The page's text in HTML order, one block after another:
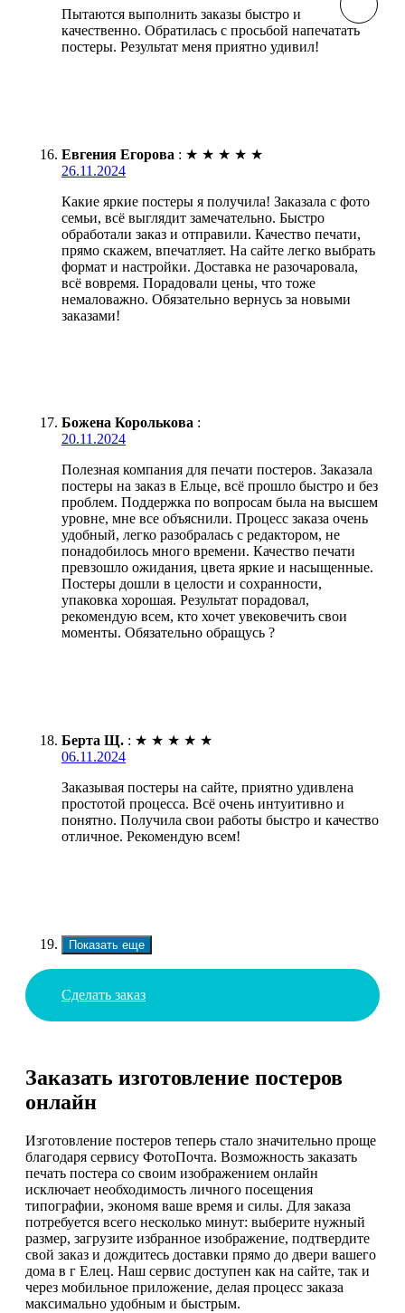
Пытаются выполнить заказы быстро и
качественно. Обратилась с просьбой напечатать
постеры. Результат меня приятно удивил!
Евгения Егорова : ★ ★ ★ ★ ★
26.11.2024
Какие яркие постеры я получила! Заказала с фото
семьи, всё выглядит замечательно. Быстро
обработали заказ и отправили. Качество печати,
прямо скажем, впечатляет. На сайте легко выбрать
формат и настройки. Доставка не разочаровала,
всё вовремя. Порадовали цены, что тоже
немаловажно. Обязательно вернусь за новыми
заказами!
Божена Королькова :
20.11.2024
Полезная компания для печати постеров. Заказала
постеры на заказ в Ельце, всё прошло быстро и без
проблем. Поддержка по вопросам была на высшем
уровне, мне все объяснили. Процесс заказа очень
удобный, легко разобралась с редактором, не
понадобилось много времени. Качество печати
превзошло ожидания, цвета яркие и насыщенные.
Постеры дошли в целости и сохранности,
упаковка хорошая. Результат порадовал,
рекомендую всем, кто хочет увековечить свои
моменты. Обязательно обращусь ?
Берта Щ. : ★ ★ ★ ★ ★
06.11.2024
Заказывая постеры на сайте, приятно удивлена
простотой процесса. Всё очень интуитивно и
понятно. Получила свои работы быстро и качество
отличное. Рекомендую всем!
Показать еще
Сделать заказ
Заказать изготовление постеров
онлайн
Изготовление постеров теперь стало значительно проще
благодаря сервису ФотоПочта. Возможность заказать
печать постера со своим изображением онлайн
исключает необходимость личного посещения
типографии, экономя ваше время и силы. Для заказа
потребуется всего несколько минут: выберите нужный
размер, загрузите избранное изображение, подтвердите
свой заказ и дождитесь доставки прямо до двери вашего
дома в г Елец. Наш сервис доступен как на сайте, так и
через мобильное приложение, делая процесс заказа
максимально удобным и быстрым.